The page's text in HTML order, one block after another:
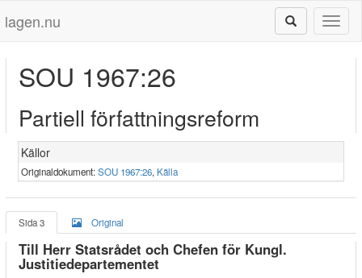
lagen.nu
SOU 1967:26
Partiell författningsreform
Källor
Originaldokument:SOU 1967:26, Källa
Sida 3 Original
Till Herr Statsrådet och Chefen för Kungl.
Justitiedepartementet